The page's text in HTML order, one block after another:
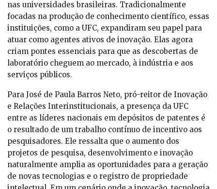
nas universidades brasileiras. Tradicionalmente
focadas na produção de conhecimento científico, essas
instituições, como a UFC, expandiram seu papel para
atuar como agentes ativos de inovação. Elas agora
criam pontes essenciais para que as descobertas de
laboratório cheguem ao mercado, à indústria e aos
serviços públicos.
Para José de Paula Barros Neto, pró-reitor de Inovação
e Relações Interinstitucionais, a presença da UFC
entre as líderes nacionais em depósitos de patentes é
o resultado de um trabalho contínuo de incentivo aos
pesquisadores. Ele ressalta que o aumento dos
projetos de pesquisa, desenvolvimento e inovação
naturalmente amplia as oportunidades para a geração
de novas tecnologias e o registro de propriedade